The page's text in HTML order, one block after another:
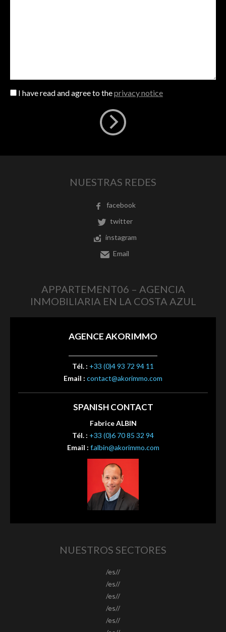
I have read and agree to theprivacy notice
NUESTRAS REDES
facebook
twitter
instagram
Email
APPARTEMENT06 – AGENCIA
INMOBILIARIA EN LA COSTA AZUL
AGENCE AKORIMMO
Tél. : +33 (0)4 93 72 94 11
Email : contact@akorimmo.com
SPANISH CONTACT
Fabrice ALBIN
Tél. : +33 (0)6 70 85 32 94
Email : f.albin@akorimmo.com
NUESTROS SECTORES
/es//
/es//
/es//
/es//
/es//